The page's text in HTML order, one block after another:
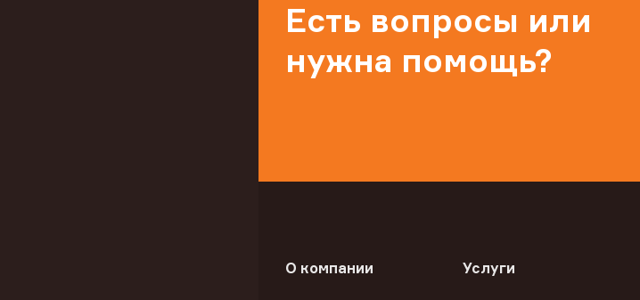
Есть вопросы или
нужна помощь?
О компании Услуги